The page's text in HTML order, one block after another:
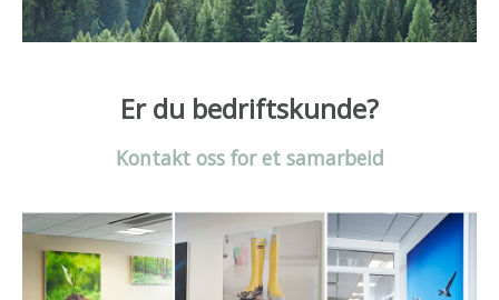
Er du bedriftskunde?
Kontakt oss for et samarbeid